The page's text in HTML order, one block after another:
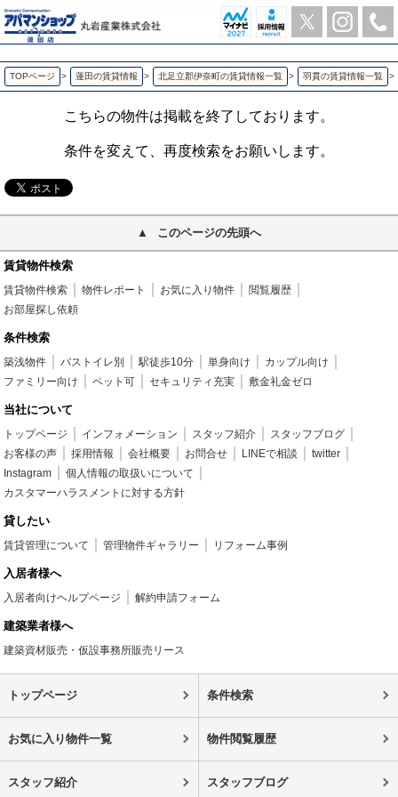
プロムナード ローズ 羽貫の1LDK賃貸アパート | アパマンショップ蓮田店-丸岩産業株式会社-
TOPページ > 蓮田の賃貸情報 > 北足立郡伊奈町の賃貸情報一覧 > 羽貫の賃貸情報一覧 >
こちらの物件は掲載を終了しております。
条件を変えて、再度検索をお願いします。
このページの先頭へ
賃貸物件検索
賃貸物件検索 物件レポート お気に入り物件
閲覧履歴
お部屋探し依頼
条件検索
築浅物件 バストイレ別 駅徒歩10分 単身向け
カップル向け
ファミリー向け
ペット可 セキュリティ充実 敷金礼金ゼロ
当社について
トップページ インフォメーション スタッフ紹介
スタッフブログ
お客様の声
採用情報 会社概要 お問合せ LINEで相談
twitter
Instagram
個人情報の取扱いについて
カスタマーハラスメントに対する方針
貸したい
賃貸管理について 管理物件ギャラリー リフォーム事例
入居者様へ
入居者向けヘルプページ 解約申請フォーム
建築業者様へ
建築資材販売・仮設事務所販売リース
トップページ 条件検索
お気に入り物件一覧 物件閲覧履歴
スタッフ紹介 スタッフブログ